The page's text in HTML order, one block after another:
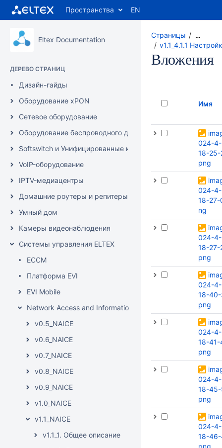
Пространства EN
Eltex Documentation
ДЕРЕВО СТРАНИЦ
Дизайн-гайды
Оборудование xPON
Сетевое оборудование
Оборудование беспроводного доступа
Softswitch и Унифицированные коммуникации/IP-АТС
VoIP-оборудование
IPTV-медиацентры
Домашние роутеры и репитеры
Умный дом
Камеры видеонаблюдения
Системы управления ELTEX
ECCM
Платформа EVI
EVI Mobile
Network Access and Information Control Engine
v0.5_NAICE
v0.6_NAICE
v0.7_NAICE
v0.8_NAICE
v0.9_NAICE
v1.0_NAICE
v1.1_NAICE
v1.1_1. Общее описание
Страницы …
v1.1_4.1.1
Вложения
Имя
024-4-
18-25-
png
024-4-
18-27-
ng
024-4-
18-27-
png
024-4-
18-
png
024-4-
18-41-
png
024-4-
18-
png
024-4-
18-
png